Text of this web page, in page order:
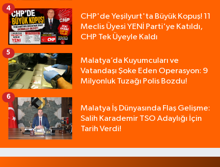
CHP'de Yeşilyurt'ta Büyük Kopuş! 11
Meclis Üyesi YENİ Parti'ye Katıldı,
CHP Tek Üyeyle Kaldı
4
Malatya’da Kuyumcuları ve
Vatandaşı Şoke Eden Operasyon: 9
Milyonluk Tuzağı Polis Bozdu!
5
Malatya İş Dünyasında Flaş Gelişme:
Salih Karademir TSO Adaylığı İçin
Tarih Verdi!
6